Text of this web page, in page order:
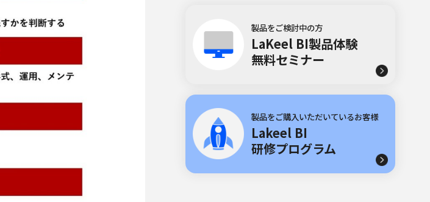
製品をご検討中の方
LaKeel BI製品体験
無料セミナー
製品をご購入いただいているお客様
Lakeel BI
研修プログラム